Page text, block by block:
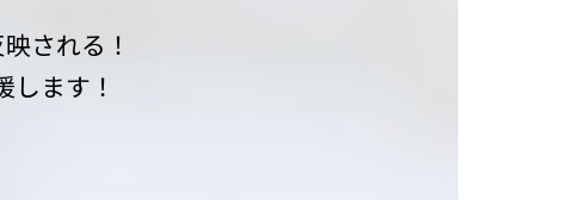
される！
ます！